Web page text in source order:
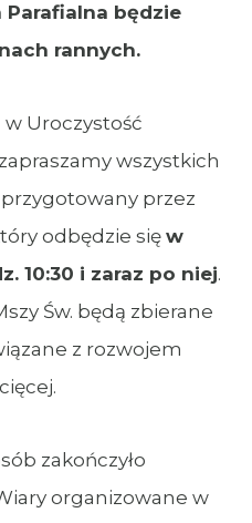
Parafialna będzie
rannych.
w Uroczystość
wszystkich
przygotowany przez
odbędzie się w
10:30 i zaraz po niej.
Św. będą zbierane
z rozwojem
zakończyło
organizowane w